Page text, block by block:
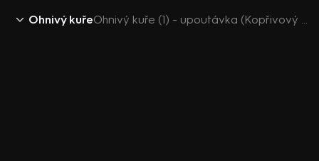
Ohnivý kuře Ohnivý kuře (1) - upoutávka (Kopřivový speciál)